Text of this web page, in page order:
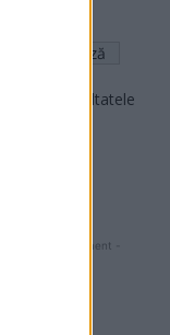
Arată rezultatele
- Advertisment -